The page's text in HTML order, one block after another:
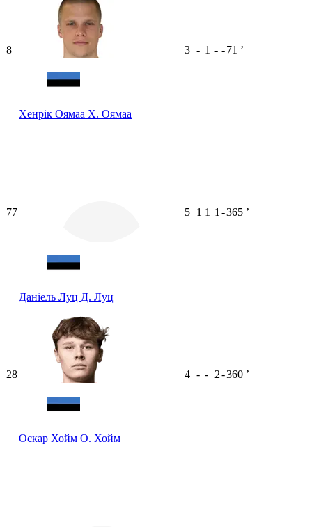
8
Хенрік Оямаа Х. Оямаа
3 - 1 - -71 ʼ
77
Даніель Луц Д. Луц
5 1 1 1 -365 ʼ
28
Оскар Хойм О. Хойм
4 - - 2-360 ʼ